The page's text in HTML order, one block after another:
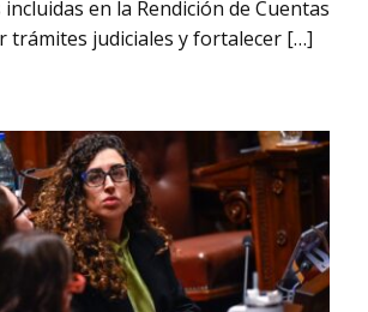
en la Rendición de Cuentas
trámites judiciales y fortalecer […]